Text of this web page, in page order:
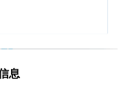
息